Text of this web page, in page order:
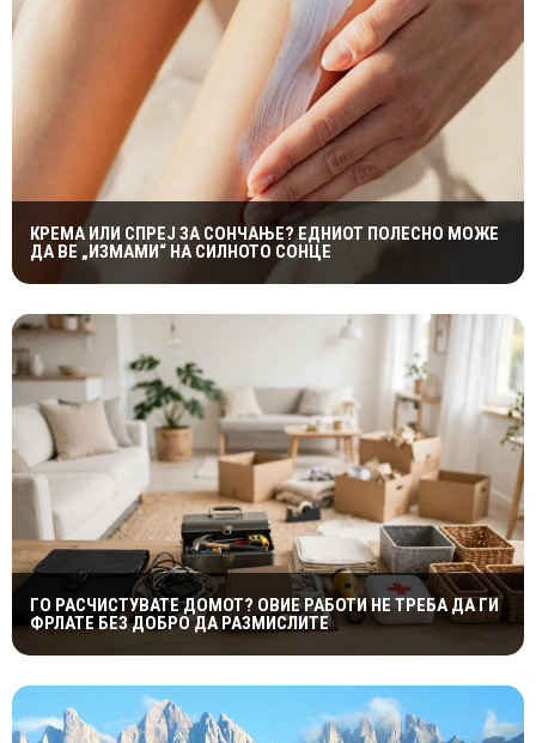
КРЕМА ИЛИ СПРЕЈ ЗА СОНЧАЊЕ? ЕДНИОТ ПОЛЕСНО МОЖЕ
ДА ВЕ „ИЗМАМИ“ НА СИЛНОТО СОНЦЕ
ГО РАСЧИСТУВАТЕ ДОМОТ? ОВИЕ РАБОТИ НЕ ТРЕБА ДА ГИ
ФРЛАТЕ БЕЗ ДОБРО ДА РАЗМИСЛИТЕ